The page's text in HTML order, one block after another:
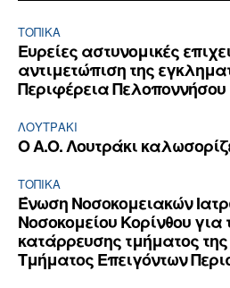
ΤΟΠΙΚΑ
Ευρείες αστυνομικές
αντιμετώπιση της
Περιφέρεια Πελοποννήσου
ΛΟΥΤΡΆΚΙ
Ο Α.Ο. Λουτράκι
ΤΟΠΙΚΑ
Ένωση Νοσοκομειακών
Νοσοκομείου Κορίνθου για
κατάρρευσης τμήματος
Τμήματος Επειγόντων